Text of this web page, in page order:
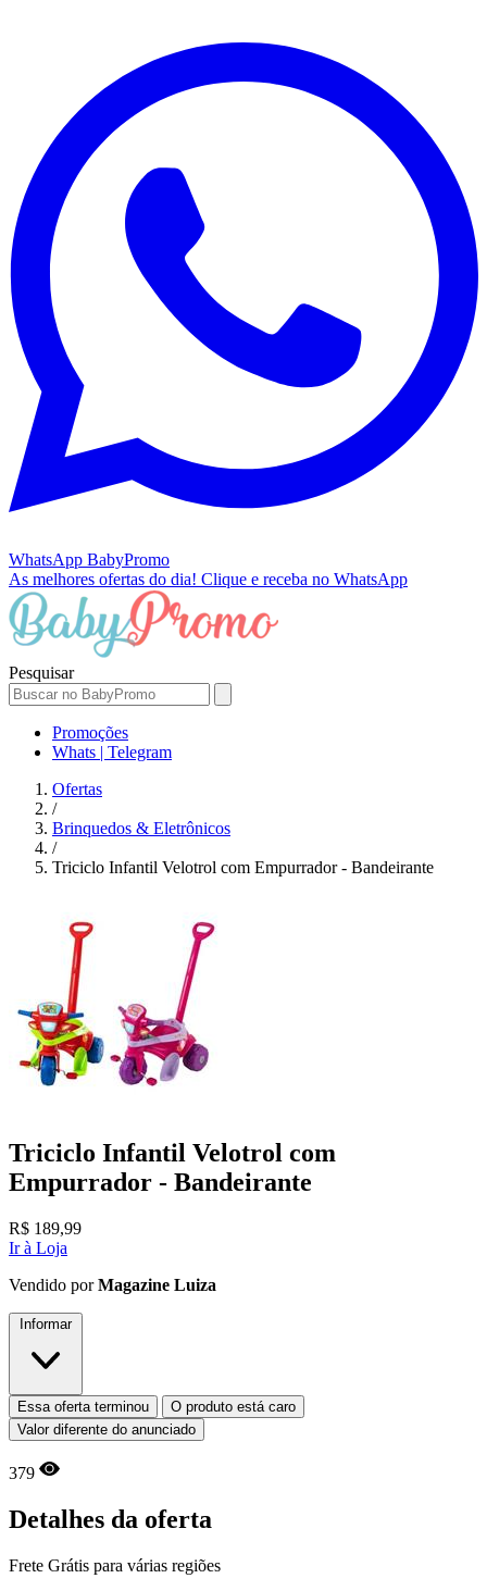
WhatsApp BabyPromo
As melhores ofertas do dia! Clique e receba no WhatsApp
Pesquisar
Promoções
Whats | Telegram
Ofertas
/
Brinquedos & Eletrônicos
/
Triciclo Infantil Velotrol com Empurrador - Bandeirante
Triciclo Infantil Velotrol com
Empurrador - Bandeirante
R$ 189,99
Ir à Loja
Vendido porMagazine Luiza
Informar
Essa oferta terminou
O produto está caro
Valor diferente do anunciado
379
Detalhes da oferta
Frete Grátis para várias regiões